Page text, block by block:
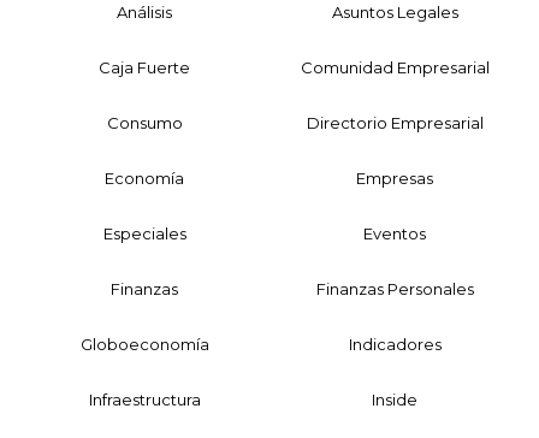
Análisis Asuntos Legales
Caja Fuerte Comunidad Empresarial
Consumo Directorio Empresarial
Economía Empresas
Especiales Eventos
Finanzas Finanzas Personales
Globoeconomía Indicadores
Infraestructura Inside